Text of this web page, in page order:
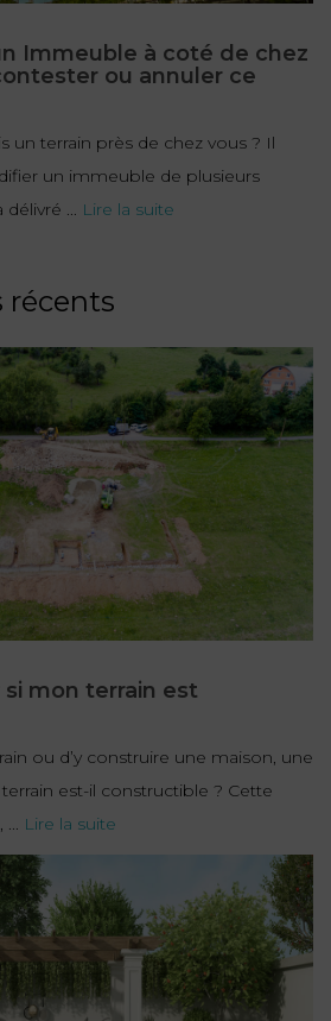
Immeuble à coté de chez
ou annuler ce
un terrain près de chez vous ? Il
un immeuble de plusieurs
... Lire la suite
récents
mon terrain est
ou d’y construire une maison, une
est-il constructible ? Cette
Lire la suite